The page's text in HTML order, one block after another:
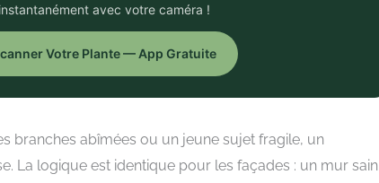
instantanément avec votre caméra !
Votre Plante — App Gratuite
branches abîmées ou un jeune sujet fragile, un
La logique est identique pour les façades : un mur sain